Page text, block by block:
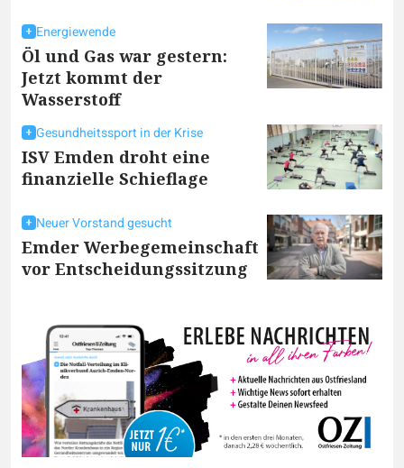
Energiewende
Öl und Gas war gestern:
Jetzt kommt der
Wasserstoff
Gesundheitssport in der Krise
ISV Emden droht eine
finanzielle Schieflage
Neuer Vorstand gesucht
Emder Werbegemeinschaft
vor Entscheidungssitzung